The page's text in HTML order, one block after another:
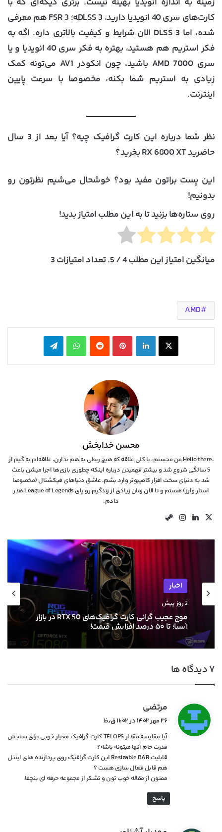
کارت‌های سری 40 انویدیا دارید، DLSS 3‍ه؛ FSR 3 هم معرفی
شده، اما DLSS 3 الان شرایط و کیفیت بالاتری داره. اگه به
فکر استریم هم هستید، بهتره به فکر سری 40 انویدیا و یا
سری 7000 AMD باشید، چون انکودر AV1 می‌تونه کمک
زیادی به استریم شما بکنه، مخصوصا با سرعت پایین
اینترنت.
نظر شما درباره این کارت گرافیک چیه؟ آیا بعد از 3 سال
حاضرید RX 6800 XT بخرید؟
این پست براتون مفید بود؟ خوشحال می‌شیم نظرتون رو
بدونیم!
روی ستاره‌ها بزنید تا به این مطلب امتیاز بدید!
میانگین امتیاز این مطلب4/ 5. تعداد امتیازات 3
AMD
X لینکدین ‫پین‌ترست‫رددیت واتس آپ تلگرام
محسن خدابخش
.Hello there من محسنم، با کلی علاقه که هیچ ربطی به هم ندارن. علاقه‌ام به گیم از
5 سالگی شروع شد و بیشتر فهمیدن درباره اینکه چطوری بازی‌ها اجرا میشن باعث
شد به دنیای سخت افزار کامپیوتر وارد بشم. عاشق دنیاهای فیکشنال (مخصوصا
استار وارز) هستم و تا الان زمان زیادی از زندگیم رو پای League of Legends هدر
دادم.
X لینکدیناینستاگرام
اخبار
2 روز پیش
موج عجیب گرانی کارت گرافیک‌های RTX 50 در بازار
آسیا؛ تا ۵۰ درصد افزایش قیمت!
‫۷ دیدگاه ها
مرتضی
ف
:
۲۶ مهر ۱۴۰۲ در ۱۱:۰۲ ق٫ظ
آیا مقایسه مقدار TFLOPS کارت گرافیک معیار خوبی برای سنجش
قدرت خام آنها میتونه باشه؟
قابلیت Resizable BAR این کارت گرافیک روی پردازنده های اینتل
هم قابل فعال سازی هست ؟
ممنون از مقاله خوب تون و تشکر از مجموعه حرفه ای بنچفا
پاسخ